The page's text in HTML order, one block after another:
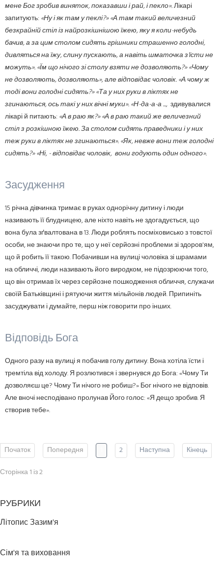
мене Бог зробив виняток, показавши і рай, і пекло».Лікарі
запитують: «Ну і як там у пеклі?» «А там такий величезний
безкрайній стіл із найрозкішнішою їжею, яку я коли-небудь
бачив, а за цим столом сидять грішники страшенно голодні,
дивляться на їжу, слину пускають, а навіть шматочка з'їсти не
можуть». «Їм що нічого зі столу взяти не дозволяють?» «Чому
не дозволяють, дозволяють», але відповідає чоловік. «А чому ж
тоді вони голодні сидять?» «Та у них руки в ліктях не
згинаються, ось такі у них вічні муки». «Н-да-а-а ..., здивувалися
лікарі й питають: «А в раю як?» «А в раю такий же величезний
стіл з розкішною їжею. За столом сидять праведники і у них
теж руки в ліктях не згинаються». «Як, невже вони теж голодні
сидять?» «Ні, - відповідає чоловік, вони годують один одного».
Засудження
15 річна дівчинка тримає в руках однорічну дитину і люди
називають її блудницею, але ніхто навіть не здогадується, що
вона була зґвалтована в 13. Люди роблять посміховисько з товстої
особи, не знаючи про те, що у неї серйозні проблеми зі здоров'ям,
що й робить її такою. Побачивши на вулиці чоловіка зі шрамами
на обличчі, люди називають його виродком, не підозрюючи того,
що він отримав їх через серйозне пошкодження обличчя, служачи
своїй Батьківщині і рятуючи життя мільйонів людей. Припиніть
засуджувати і думайте, перш ніж говорити про інших.
Відповідь Бога
Одного разу на вулиці я побачив голу дитину. Вона хотіла їсти і
тремтіла від холоду. Я розлютився і звернувся до Бога: «Чому Ти
дозволяєш це? Чому Ти нічого не робиш?» Бог нічого не відповів.
Але вночі несподівано пролунав Його голос: «Я дещо зробив. Я
створив тебе».
Початок Попередня 2 Наступна
Кінець
Сторінка 1 із 2
РУБРИКИ
Літопис Зазим'я
Сім'я та виховання